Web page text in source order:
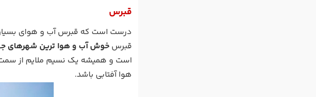
قبرس
درست است که قبرس آب و هوای بسیار
قبرس خوش آب و هوا ترین شهرهای
است و همیشه یک نسیم ملایم از
هوا آفتابی باشد.